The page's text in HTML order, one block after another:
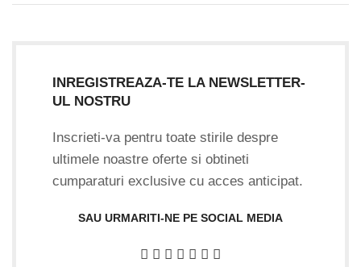
INREGISTREAZA-TE LA NEWSLETTER-
UL NOSTRU
Inscrieti-va pentru toate stirile despre
ultimele noastre oferte si obtineti
cumparaturi exclusive cu acces anticipat.
SAU URMARITI-NE PE SOCIAL MEDIA